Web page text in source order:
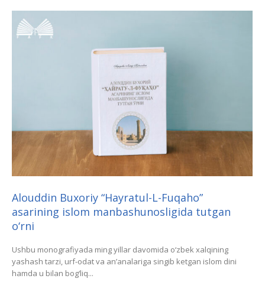
Alouddin Buxoriy “Hayratul-L-Fuqaho”
asarining islom manbashunosligida tutgan
o‘rni
Ushbu monografiyada ming yillar davomida o‘zbek xalqining
yashash tarzi, urf-odat va an’analariga singib ketgan islom dini
hamda u bilan bog‘liq...